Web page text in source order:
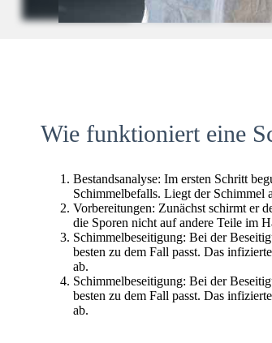
Wie funktioniert eine
Bestandsanalyse: Im ersten Schritt
Schimmelbefalls. Liegt der Schimmel
Vorbereitungen: Zunächst schirmt er
die Sporen nicht auf andere Teile im
Schimmelbeseitigung: Bei der
besten zu dem Fall passt. Das
ab.
Schimmelbeseitigung: Bei der
besten zu dem Fall passt. Das
ab.